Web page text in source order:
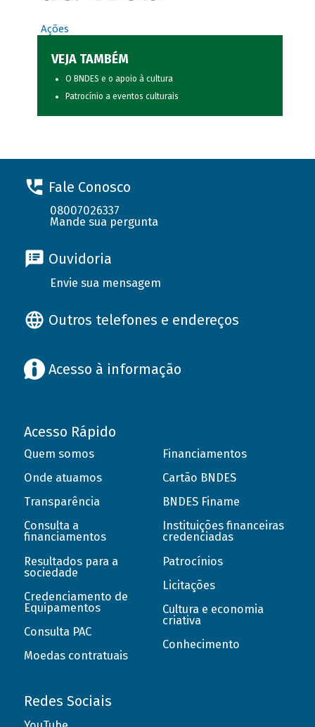
Ações
VEJA TAMBÉM
O BNDES e o apoio à cultura
Patrocínio a eventos culturais
Fale Conosco
08007026337
Mande sua pergunta
Ouvidoria
Envie sua mensagem
Outros telefones e endereços
Acesso à informação
Acesso Rápido
Quem somos
Onde atuamos
Transparência
Consulta a
financiamentos
Resultados para a
sociedade
Credenciamento de
Equipamentos
Consulta PAC
Moedas contratuais
Financiamentos
Cartão BNDES
BNDES Finame
Instituições financeiras
credenciadas
Patrocínios
Licitações
Cultura e economia
criativa
Conhecimento
Redes Sociais